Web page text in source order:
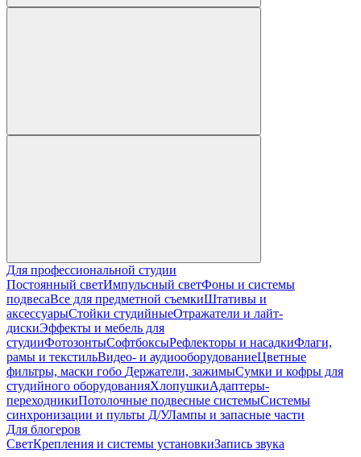
Для профессиональной студии
Постоянный светИмпульсный светФоны и системы
подвесаВсе для предметной съемкиШтативы и
аксессуарыСтойки студийныеОтражатели и лайт-
дискиЭффекты и мебель для
студииФотозонтыСофтбоксыРефлекторы и насадкиФлаги,
рамы и текстильВидео- и аудиооборудованиеЦветные
фильтры, маски гобо Держатели, зажимыСумки и кофры для
студийного оборудованияХлопушкиАдаптеры-
переходникиПотолочные подвесные системыСистемы
синхронизации и пульты Д/УЛампы и запасные части
Для блогеров
СветКрепления и системы установкиЗапись звука